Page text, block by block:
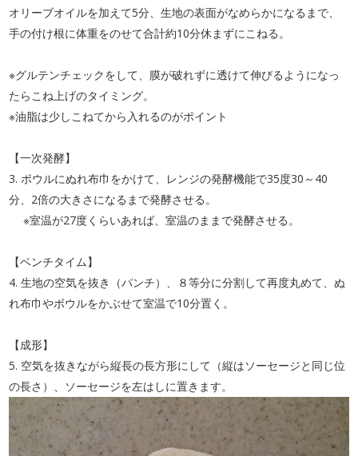
オリーブオイルを加えて5分、生地の表面がなめらかになるまで、
手の付け根に体重をのせて合計約10分休まずにこねる。
※グルテンチェックをして、膜が破れずに透けて伸びるようになっ
たらこね上げのタイミング。
※油脂は少しこねてから入れるのがポイント
【一次発酵】
3. ボウルにぬれ布巾をかけて、レンジの発酵機能で35度30～40
分、2倍の大きさになるまで発酵させる。
※室温が27度くらいあれば、室温のままで発酵させる。
【ベンチタイム】
4. 生地の空気を抜き（パンチ）、８等分に分割して再度丸めて、ぬ
れ布巾やボウルをかぶせて室温で10分置く。
【成形】
5. 空気を抜きながら縦長の長方形にして（縦はソーセージと同じ位
の長さ）、ソーセージを左はしに置きます。